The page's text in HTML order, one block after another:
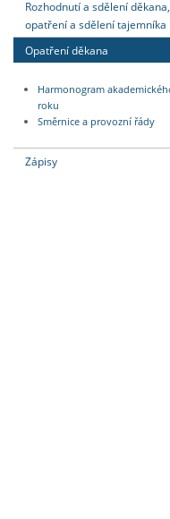
Rozhodnutí a sdělení děkana,
opatření a sdělení tajemníka
Opatření děkana
Harmonogram
roku
Směrnice a provozní řády
Zápisy